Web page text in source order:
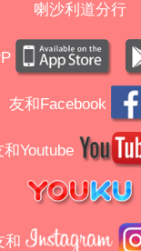
喇沙利道分行
友和Facebook
和Youtube
和